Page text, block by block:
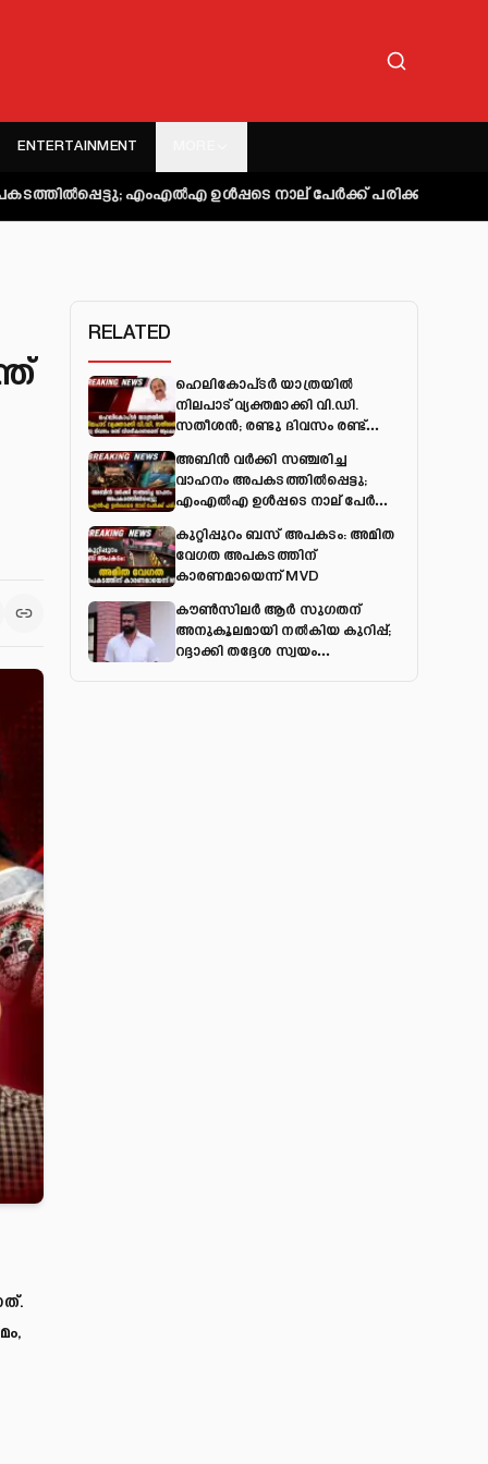
ENTERTAINMENT
എംഎല്‍എ ഉള്‍പ്പടെ നാല് പേര്‍ക്ക് പരിക്ക് കുറ്റിപ്പുറം ബസ്
RELATED
ഹെലികോപ്ടർ യാത്രയിൽ
നിലപാട് വ്യക്തമാക്കി വി.ഡി.
സതീശൻ; രണ്ടു ദിവസം രണ്ട്
അബിന്‍ വര്‍ക്കി സഞ്ചരിച്ച
വാഹനം അപകടത്തില്‍പ്പെട്ടു;
എംഎല്‍എ ഉള്‍പ്പടെ നാല് പേര്‍ക്ക്
കുറ്റിപ്പുറം ബസ് അപകടം: അമിത
വേഗത അപകടത്തിന്
കാരണമായെന്ന് MVD
കൗൺസിലർ ആർ സുഗതന്
അനുകൂലമായി നല്‍കിയ കുറിപ്പ്;
റദ്ദാക്കി തദ്ദേശ സ്വയം